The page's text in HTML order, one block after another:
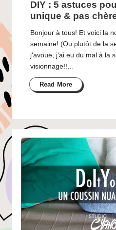
DIY : 5 astuces
unique & pas
Bonjour à tous! Et voici la
semaine! (Ou plutôt de la
j'avoue, j'ai eu du mal à la
visionnage!!…
Read More